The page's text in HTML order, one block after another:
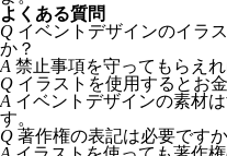
よくある質問
Q イベントデザインのイラ
か？
A 禁止事項を守ってもらえ
Q イラストを使用するとお
A イベントデザインの素材
す。
Q 著作権の表記は必要です